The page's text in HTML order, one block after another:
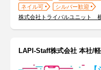
ネイル可
シルバー歓迎
株式会社トライバルユニット
LAPI-Staff株式会社 本社/